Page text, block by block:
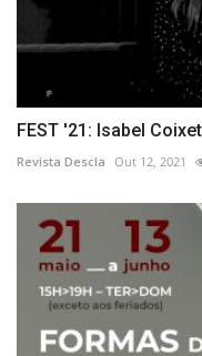
FEST '21: Isabel
Revista Descla Out 12, 2021